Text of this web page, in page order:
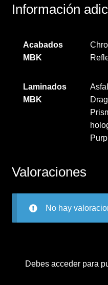
Información
Acabados
MBK
Laminados
MBK
Valoraciones
No hay
Debes accederpara